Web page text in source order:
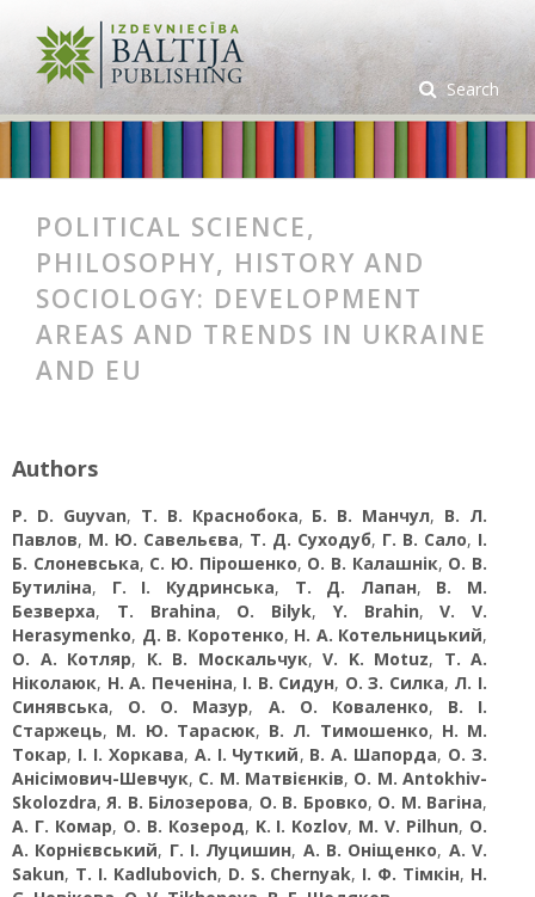
Search
POLITICAL SCIENCE,
PHILOSOPHY, HISTORY AND
SOCIOLOGY: DEVELOPMENT
AREAS AND TRENDS IN UKRAINE
AND EU
Authors
P. D. Guyvan, Т. В. Краснобока, Б. В. Манчул, В. Л.
Павлов, М. Ю. Савельєва, Т. Д. Суходуб, Г. В. Сало, І.
Б. Слоневська, С. Ю. Пірошенко, О. В. Калашнік, О. В.
Бутиліна, Г. І. Кудринська, Т. Д. Лапан, В. М.
Безверха, T. Brahina, O. Bilyk, Y. Brahin,V. V.
Herasymenko, Д. В. Коротенко, Н. А. Котельницький,
О. А. Котляр, К. В. Москальчук, V. K. Motuz, Т. А.
Ніколаюк, Н. А. Печеніна, І. В. Сидун, О. З. Силка, Л. І.
Синявська, О. О. Мазур, А. О. Коваленко, В. І.
Старжець, М. Ю. Тарасюк, В. Л. Тимошенко, Н. М.
Токар, І. І. Хоркава, А. І. Чуткий, В. А. Шапорда, О. З.
Анісімович-Шевчук, С. М. Матвієнків, O. M. Antokhiv-
Skolozdra,Я. В. Білозерова, О. В. Бровко, О. М. Вагіна,
А. Г. Комар, О. В. Козерод, K. I. Kozlov, M. V. Pilhun, О.
А. Корнієвський, Г. І. Луцишин, А. В. Оніщенко, A. V.
Sakun, T. I. Kadlubovich, D. S. Chernyak, І. Ф. Тімкін, Н.